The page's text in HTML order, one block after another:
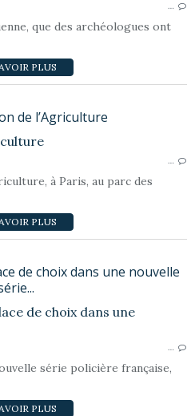
…
que des archéologues ont
PLUS
de l’Agriculture
…
à Paris, au parc des
PLUS
de choix dans une nouvelle
…
série policière française,
PLUS